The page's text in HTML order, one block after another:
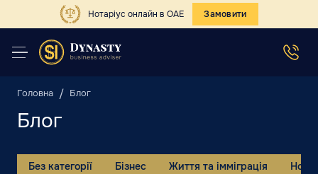
Нотаріус онлайн в ОАЕ Замовити
Головна Блог
Блог
Без категорії Бізнес Життя та імміграція